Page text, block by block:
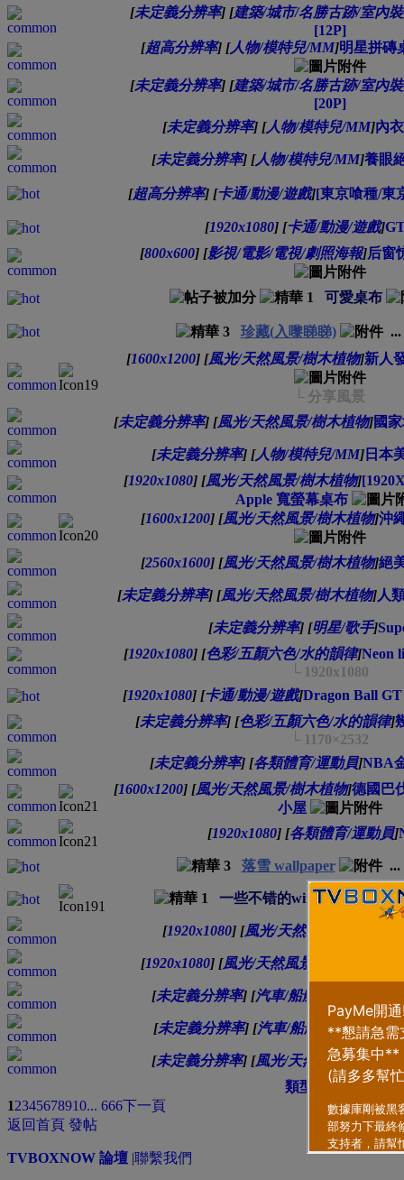
[未定義分辨率] [建築/城市/名勝古跡/室內
[12P]
[超高分辨率] [人物/模特兒/MM]明星拼磚
[未定義分辨率] [建築/城市/名勝古跡/室內
[20P]
[未定義分辨率] [人物/模特兒/MM]內
[未定義分辨率] [人物/模特兒/MM]養眼
[超高分辨率] [卡通/動漫/遊戲][東京喰種/東
[1920x1080] [卡通/動漫/遊戲]
[800x600] [影視/電影/電視/劇照海報]后窗
可愛桌布
珍藏(入嚟睇睇)
...
[1600x1200] [風光/天然風景/樹木植物]新人
└ 分享風景
[未定義分辨率] [風光/天然風景/樹木植物]國
[未定義分辨率] [人物/模特兒/MM]日本
[1920x1080] [風光/天然風景/樹木植物]
Apple 寬螢幕桌布
[1600x1200] [風光/天然風景/樹木植物]沖
[2560x1600] [風光/天然風景/樹木植物]絕
[未定義分辨率] [風光/天然風景/樹木植物]人
[未定義分辨率] [明星/歌手]
[1920x1080] [色彩/五顏六色/水的韻律]Neon
└ 1920x1080
[1920x1080] [卡通/動漫/遊戲]Dragon Ball
[未定義分辨率] [色彩/五顏六色/水的韻律]
└ 1170×2532
[未定義分辨率] [各類體育/運動員]NBA
[1600x1200] [風光/天然風景/樹木植物]德國巴
小屋
[1920x1080] [各類體育/運動員]
落雪 wallpaper ...
一些不错的window7桌面！
[1920x1080] [風光/天然風景/樹木植物
[1920x1080] [風光/天然風景/樹木植物
[未定義分辨率] [汽車/船艦/飛機/交通
[未定義分辨率] [汽車/船艦/飛機/交通]
[未定義分辨率] [風光/天然風景/樹木植
類型
排序方式
12345678910... 666下一頁
返回首頁 發帖
TVBOXNOW 論壇 |聯繫我們